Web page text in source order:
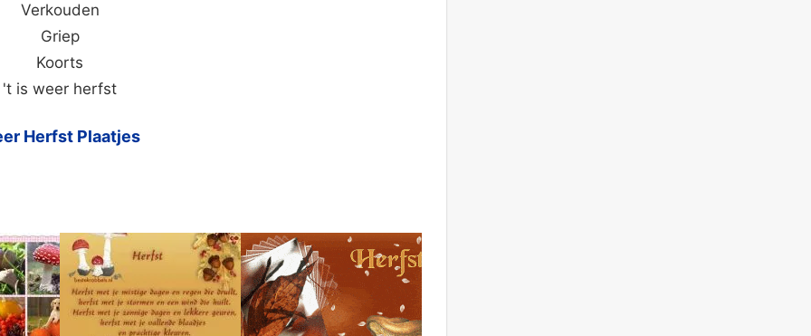
Verkouden
Griep
Koorts
't is weer herfst
Herfst Plaatjes